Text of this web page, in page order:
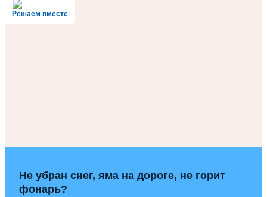
Решаем вместе
Не убран снег, яма на дороге, не горит
фонарь?